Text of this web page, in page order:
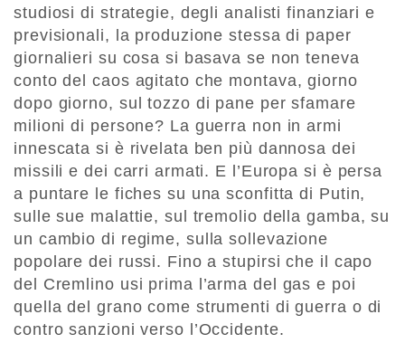
studiosi di strategie, degli analisti finanziari e
previsionali, la produzione stessa di paper
giornalieri su cosa si basava se non teneva
conto del caos agitato che montava, giorno
dopo giorno, sul tozzo di pane per sfamare
milioni di persone? La guerra non in armi
innescata si è rivelata ben più dannosa dei
missili e dei carri armati. E l’Europa si è persa
a puntare le fiches su una sconfitta di Putin,
sulle sue malattie, sul tremolio della gamba, su
un cambio di regime, sulla sollevazione
popolare dei russi. Fino a stupirsi che il capo
del Cremlino usi prima l’arma del gas e poi
quella del grano come strumenti di guerra o di
contro sanzioni verso l’Occidente.